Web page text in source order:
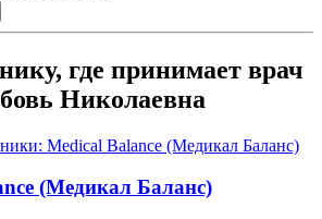
где принимает врач
Николаевна
(Медикал Баланс)